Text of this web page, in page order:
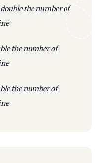
the number of
the number of
the number of